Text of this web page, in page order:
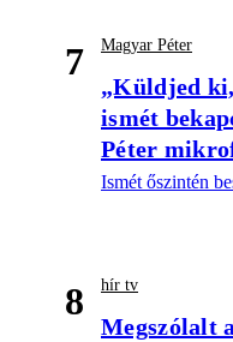
7 Magyar Péter
„Küldjed
ismét
Péter
Ismét őszintén
8 hír tv
Megszólalt